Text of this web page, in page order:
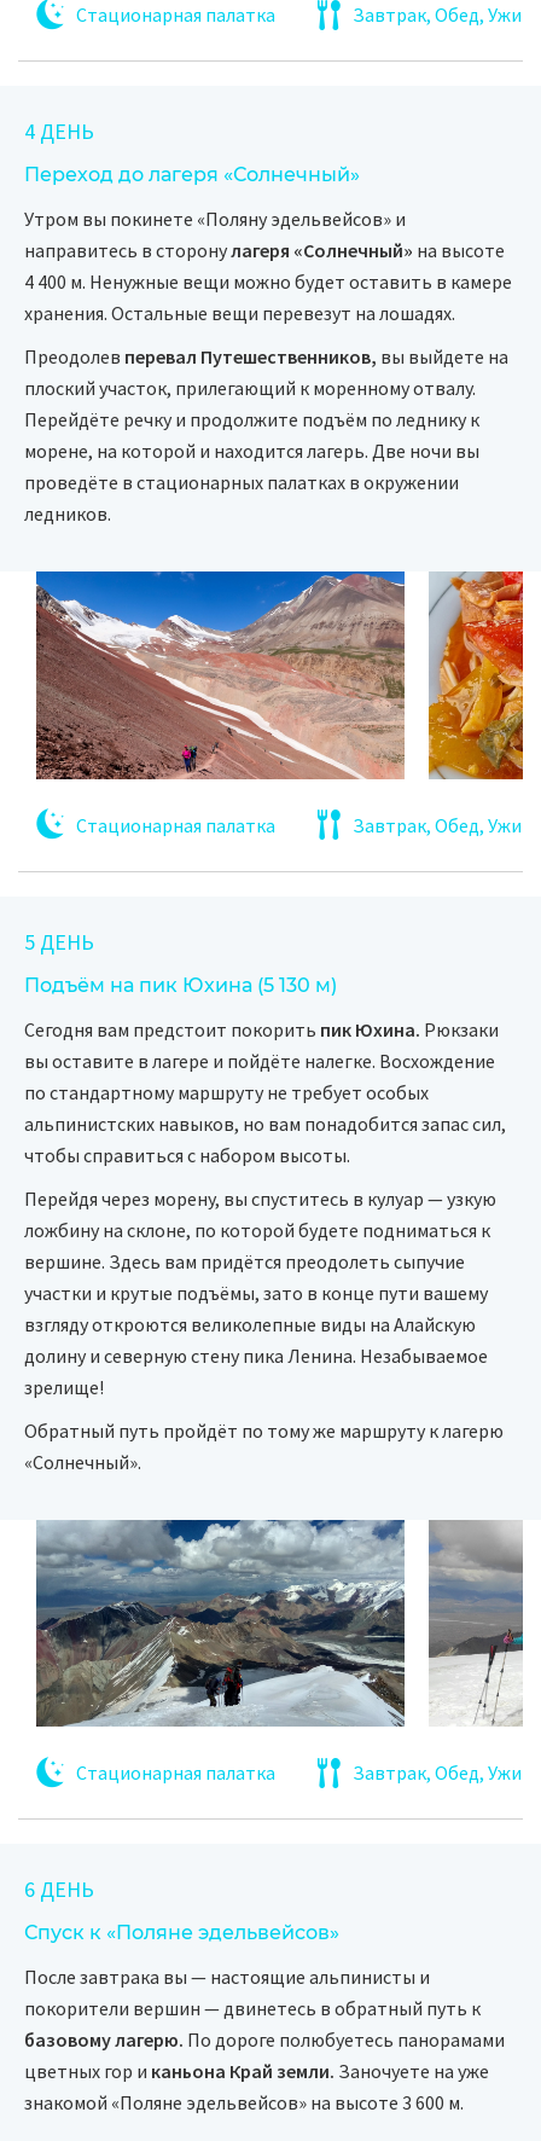
Стационарная палатка Завтрак, Обед, Ужин
4 ДЕНЬ
Переход до лагеря «Солнечный»
Утром вы покинете «Поляну эдельвейсов» и
направитесь в сторонулагеря «Солнечный» на высоте
4 400 м. Ненужные вещи можно будет оставить в камере
хранения. Остальные вещи перевезут на лошадях.
Преодолев перевал Путешественников, вы выйдете на
плоский участок, прилегающий к моренному отвалу.
Перейдёте речку и продолжите подъём по леднику к
морене, на которой и находится лагерь. Две ночи вы
проведёте в стационарных палатках в окружении
ледников.
Стационарная палатка Завтрак, Обед, Ужин
5 ДЕНЬ
Подъём на пик Юхина (5 130 м)
Сегодня вам предстоит покорить пик Юхина. Рюкзаки
вы оставите в лагере и пойдёте налегке. Восхождение
по стандартному маршруту не требует особых
альпинистских навыков, но вам понадобится запас сил,
чтобы справиться с набором высоты.
Перейдя через морену, вы спуститесь в кулуар — узкую
ложбину на склоне, по которой будете подниматься к
вершине. Здесь вам придётся преодолеть сыпучие
участки и крутые подъёмы, зато в конце пути вашему
взгляду откроются великолепные виды на Алайскую
долину и северную стену пика Ленина. Незабываемое
зрелище!
Обратный путь пройдёт по тому же маршруту к лагерю
«Солнечный».
Стационарная палатка Завтрак, Обед, Ужин
6 ДЕНЬ
Спуск к «Поляне эдельвейсов»
После завтрака вы — настоящие альпинисты и
покорители вершин — двинетесь в обратный путь к
базовому лагерю. По дороге полюбуетесь панорамами
цветных гор и каньона Край земли. Заночуете на уже
знакомой «Поляне эдельвейсов» на высоте 3 600 м.